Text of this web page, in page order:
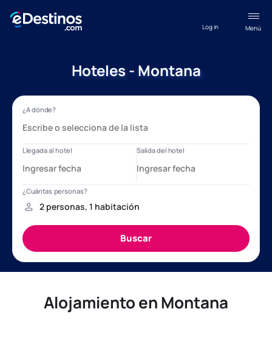
Menú
Log in
Hoteles - Montana
Alojamiento en Montana